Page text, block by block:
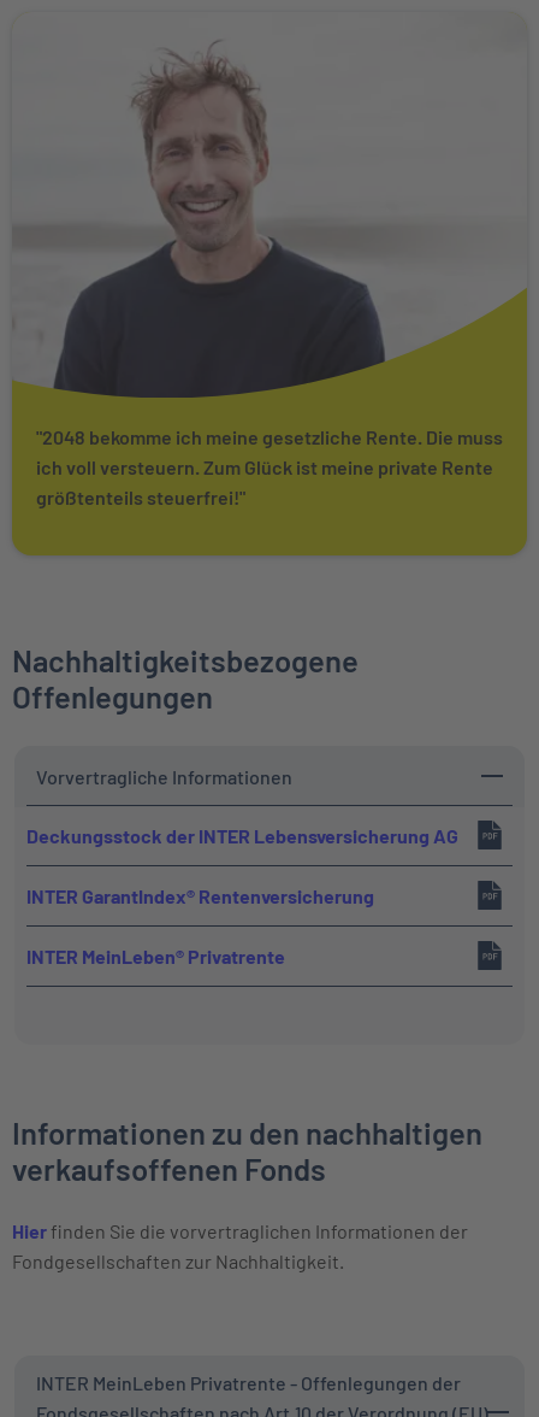
"2048 bekomme ich meine gesetzliche Rente. Die muss
ich voll versteuern. Zum Glück ist meine private Rente
größtenteils steuerfrei!"
Nachhaltigkeitsbezogene
Offenlegungen
Vorvertragliche Informationen
Deckungsstock der INTER Lebensversicherung AG
INTER GarantIndex® Rentenversicherung
INTER MeinLeben® Privatrente
Informationen zu den nachhaltigen
verkaufsoffenen Fonds
Hierfinden Sie die vorvertraglichen Informationen der
Fondgesellschaften zur Nachhaltigkeit.
INTER MeinLeben Privatrente - Offenlegungen der
Fondsgesellschaften nach Art.10 der Verordnung (EU)